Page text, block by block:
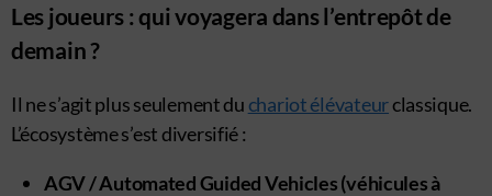
Les joueurs : qui voyagera dans l’entrepôt de
demain ?
Il ne s’agit plus seulement du chariot élévateurclassique.
L’écosystème s’est diversifié :
AGV / Automated Guided Vehicles (véhicules à